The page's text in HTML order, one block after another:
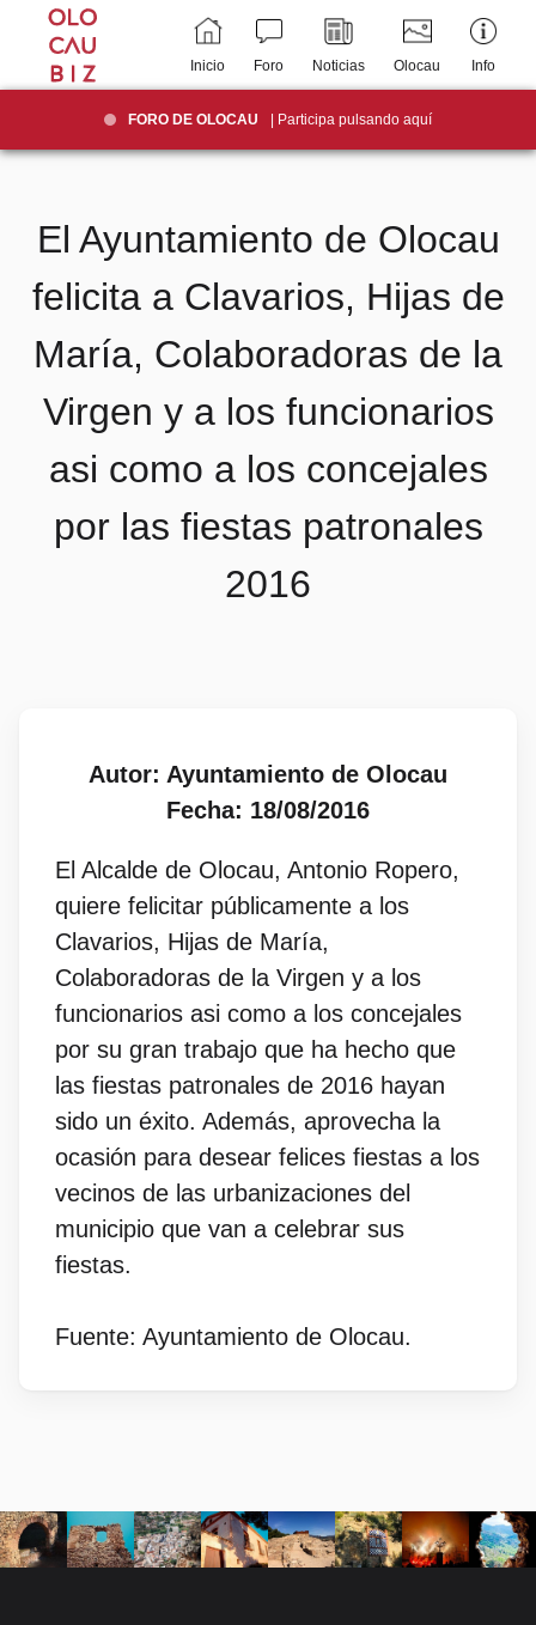
Inicio Foro Noticias Olocau Info
FORO DE OLOCAU | Participa pulsando aquí
El Ayuntamiento de Olocau
felicita a Clavarios, Hijas de
María, Colaboradoras de la
Virgen y a los funcionarios
asi como a los concejales
por las fiestas patronales
2016
Autor: Ayuntamiento de Olocau
Fecha: 18/08/2016
El Alcalde de Olocau, Antonio Ropero,
quiere felicitar públicamente a los
Clavarios, Hijas de María,
Colaboradoras de la Virgen y a los
funcionarios asi como a los concejales
por su gran trabajo que ha hecho que
las fiestas patronales de 2016 hayan
sido un éxito. Además, aprovecha la
ocasión para desear felices fiestas a los
vecinos de las urbanizaciones del
municipio que van a celebrar sus
fiestas.
Fuente: Ayuntamiento de Olocau.